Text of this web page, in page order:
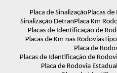
Placa de SinalizaçãoPlacas
Sinalização DetranPlaca Km
Placas de Identificação de
Placas de Km nas Rodovias
Placa de
Placas de Identificação de
Placa de Rodovia Estadual